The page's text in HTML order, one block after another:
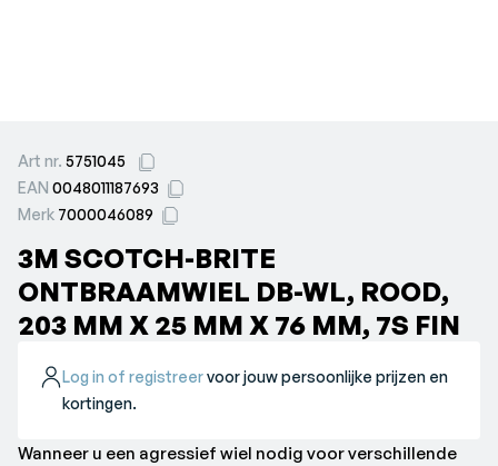
Art nr. 5751045
EAN 0048011187693
Merk 7000046089
3M SCOTCH-BRITE
ONTBRAAMWIEL DB-WL, ROOD,
203 MM X 25 MM X 76 MM, 7S FIN
Log in of registreervoor jouw persoonlijke prijzen en
kortingen.
Wanneer u een agressief wiel nodig voor verschillende